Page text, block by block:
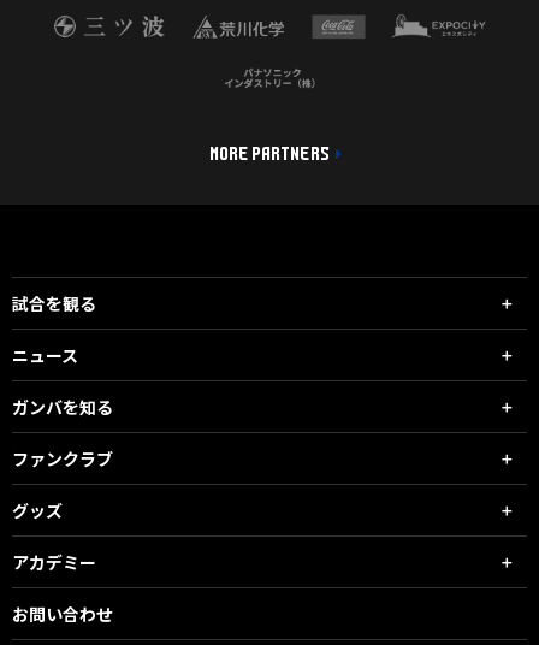
MORE PARTNERS
試合を観る
ニュース
ガンバを知る
ファンクラブ
グッズ
アカデミー
お問い合わせ